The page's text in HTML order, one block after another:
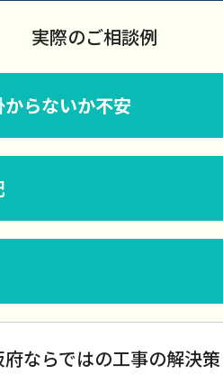
実際のご相談例
らないか不安
府ならではの工事の解決策